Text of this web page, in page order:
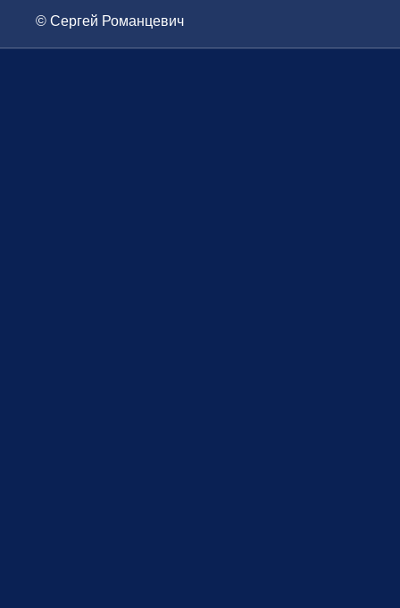
© Сергей Романцевич